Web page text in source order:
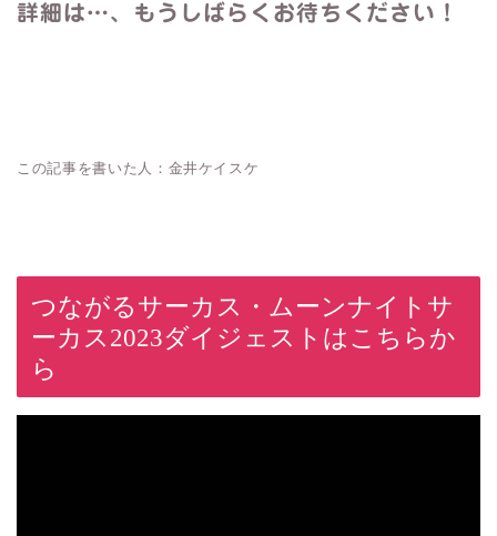
詳細は…、もうしばらくお待ちください！
この記事を書いた人：金井ケイスケ
つながるサーカス・ムーンナイトサ
ーカス2023ダイジェストはこちらか
ら